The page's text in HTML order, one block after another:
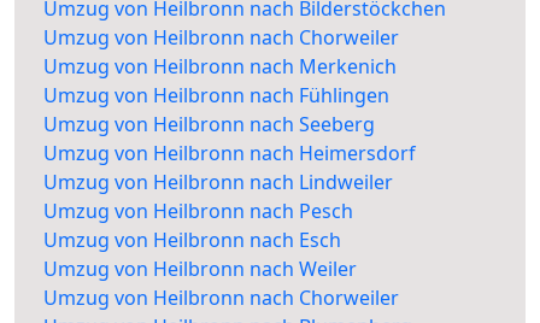
Umzug von Heilbronn nach Bilderstöckchen
Umzug von Heilbronn nach Chorweiler
Umzug von Heilbronn nach Merkenich
Umzug von Heilbronn nach Fühlingen
Umzug von Heilbronn nach Seeberg
Umzug von Heilbronn nach Heimersdorf
Umzug von Heilbronn nach Lindweiler
Umzug von Heilbronn nach Pesch
Umzug von Heilbronn nach Esch
Umzug von Heilbronn nach Weiler
Umzug von Heilbronn nach Chorweiler